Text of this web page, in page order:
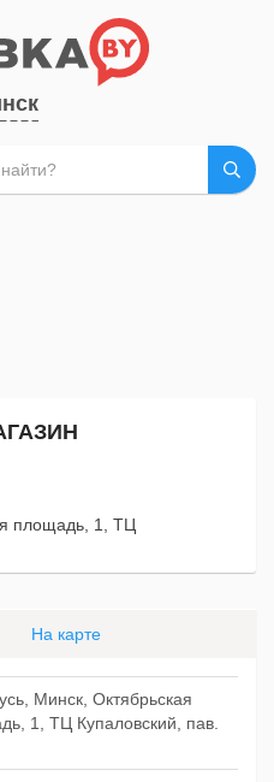
площадь, 1, ТЦ
На карте
Минск, Октябрьская
1, ТЦ Купаловский, пав.